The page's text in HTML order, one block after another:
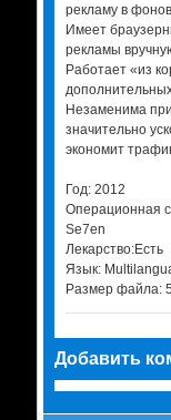
рекламу в
Имеет
рекламы
Работает «из
Незаменима
значительно
экономит
Год: 2012
Операционная
Se7en
Лекарство:Есть
Язык:
Размер файла:
Добавить